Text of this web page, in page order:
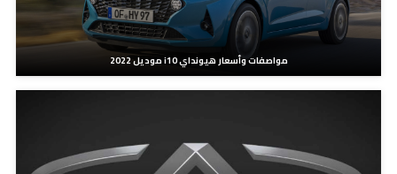
مواصفات وأسعار هيونداي i10 موديل 2022